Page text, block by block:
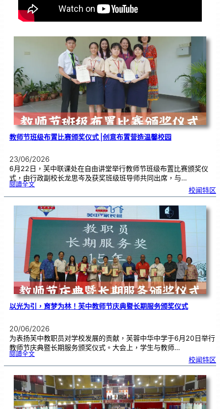
教师节班级布置比赛颁奖仪式 |创意布置营造温馨校园
23/06/2026
6月22日，芙中联课处在自由讲堂举行教师节班级布置比赛颁奖仪
式，由行政副校长龙思岑及获奖班级班导师共同出席，与…
閱讀全文:教
班
布
置
比
颁
奖
温
馨
校
园
校闻特区
以光为引，育梦为林！芙中教师节庆典暨长期服务颁奖仪式
20/06/2026
为表扬芙中教职员对学校发展的贡献，芙蓉中华中学于6月20日举行
教师节庆典暨长期服务颁奖仪式。大会上，学生与教师…
閱讀全文:以
引
育
梦
为
林
芙
中
教
师
节
校闻特区